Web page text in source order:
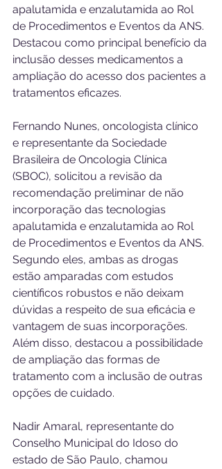
apalutamida e enzalutamida ao Rol
de Procedimentos e Eventos da ANS.
Destacou como principal benefício da
inclusão desses medicamentos a
ampliação do acesso dos pacientes a
tratamentos eficazes.
Fernando Nunes, oncologista clínico
e representante da Sociedade
Brasileira de Oncologia Clínica
(SBOC), solicitou a revisão da
recomendação preliminar de não
incorporação das tecnologias
apalutamida e enzalutamida ao Rol
de Procedimentos e Eventos da ANS.
Segundo eles, ambas as drogas
estão amparadas com estudos
científicos robustos e não deixam
dúvidas a respeito de sua eficácia e
vantagem de suas incorporações.
Além disso, destacou a possibilidade
de ampliação das formas de
tratamento com a inclusão de outras
opções de cuidado.
Nadir Amaral, representante do
Conselho Municipal do Idoso do
estado de São Paulo, chamou